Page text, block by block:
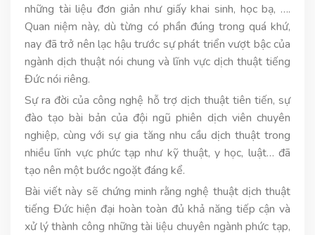
những tài liệu đơn giản như giấy khai sinh, học bạ, ….
Quan niệm này, dù từng có phần đúng trong quá khứ,
nay đã trở nên lạc hậu trước sự phát triển vượt bậc của
ngành dịch thuật nói chung và lĩnh vực dịch thuật tiếng
Đức nói riêng.
Sự ra đời của công nghệ hỗ trợ dịch thuật tiên tiến, sự
đào tạo bài bản của đội ngũ phiên dịch viên chuyên
nghiệp, cùng với sự gia tăng nhu cầu dịch thuật trong
nhiều lĩnh vực phức tạp như kỹ thuật, y học, luật… đã
tạo nên một bước ngoặt đáng kể.
Bài viết này sẽ chứng minh rằng nghệ thuật dịch thuật
tiếng Đức hiện đại hoàn toàn đủ khả năng tiếp cận và
xử lý thành công những tài liệu chuyên ngành phức tạp,